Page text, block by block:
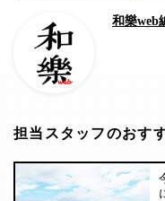
和樂web
担当スタッフのおす